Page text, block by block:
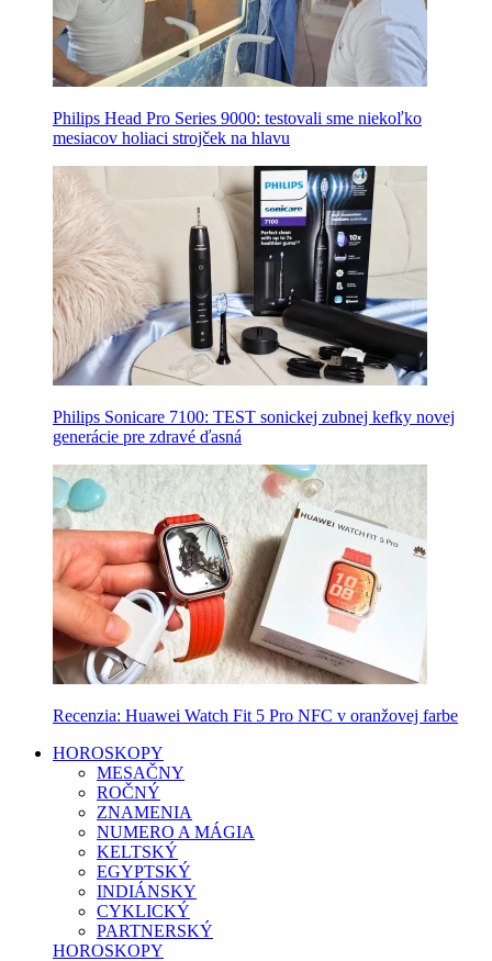
Philips Head Pro Series 9000: testovali sme niekoľko
mesiacov holiaci strojček na hlavu
Philips Sonicare 7100: TEST sonickej zubnej kefky novej
generácie pre zdravé ďasná
Recenzia: Huawei Watch Fit 5 Pro NFC v oranžovej farbe
HOROSKOPY
MESAČNY
ROČNÝ
ZNAMENIA
NUMERO A MÁGIA
KELTSKÝ
EGYPTSKÝ
INDIÁNSKY
CYKLICKÝ
PARTNERSKÝ
HOROSKOPY